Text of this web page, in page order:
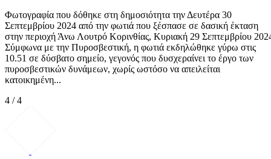
Φωτογραφία που δόθηκε στη δημοσιότητα την Δευτέρα 30
Σεπτεμβρίου 2024 από την φωτιά που ξέσπασε σε δασική έκταση
στην περιοχή Άνω Λουτρό Κορινθίας, Κυριακή 29 Σεπτεμβρίου
Σύμφωνα με την Πυροσβεστική, η φωτιά εκδηλώθηκε γύρω στις
10.51 σε δύσβατο σημείο, γεγονός που δυσχεραίνει το έργο των
πυροσβεστικών δυνάμεων, χωρίς ωστόσο να απειλείται
κατοικημένη...
4 / 4